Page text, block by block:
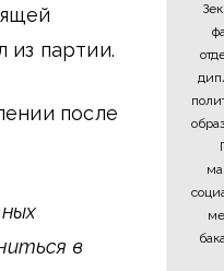
из партии.
после
в